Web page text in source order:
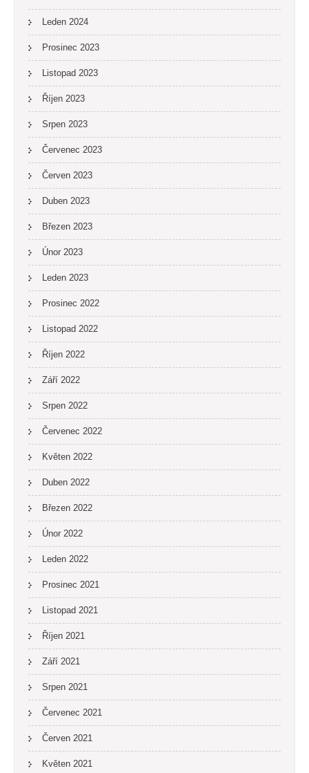
Leden 2024
Prosinec 2023
Listopad 2023
Říjen 2023
Srpen 2023
Červenec 2023
Červen 2023
Duben 2023
Březen 2023
Únor 2023
Leden 2023
Prosinec 2022
Listopad 2022
Říjen 2022
Září 2022
Srpen 2022
Červenec 2022
Květen 2022
Duben 2022
Březen 2022
Únor 2022
Leden 2022
Prosinec 2021
Listopad 2021
Říjen 2021
Září 2021
Srpen 2021
Červenec 2021
Červen 2021
Květen 2021